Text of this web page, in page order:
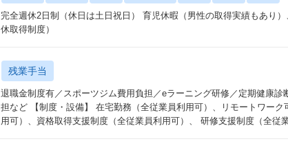
完全週休2日制（休日は土日祝日） 育児休暇（男性の取得実績もあり
休取得制度）
残業手当
退職金制度有／スポーツジム費用負担／eラーニング研修／定期健康
担など 【制度・設備】 在宅勤務（全従業員利用可）、リモートワー
用可）、資格取得支援制度（全従業員利用可）、 研修支援制度（全従